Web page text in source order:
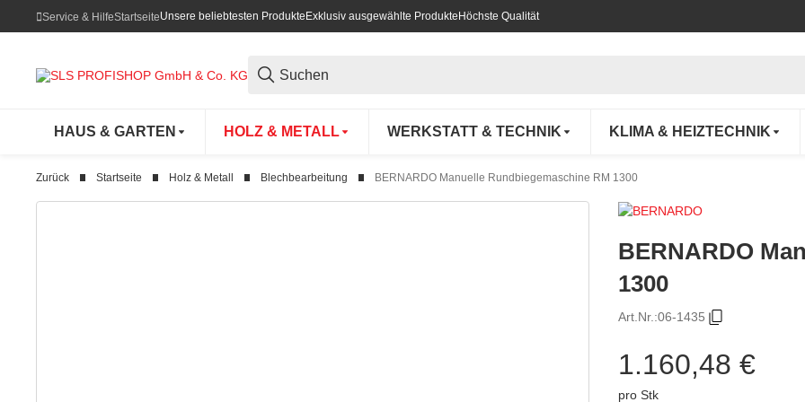
Service & HilfeStartseiteUnsere beliebtesten Produkte Exklusiv ausgewählte Produkte Höchste Qualität
HAUS & GARTEN HOLZ & METALL WERKSTATT & TECHNIK KLIMA & HEIZTECHNIK
Zurück Startseite Holz & Metall Blechbearbeitung BERNARDO Manuelle Rundbiegemaschine RM 1300
BERNARDO
1300
Art.Nr.:06-1435
1.160,48 €
pro Stk